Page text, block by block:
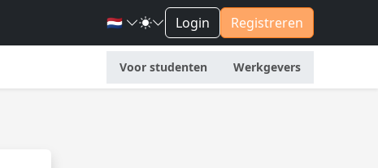
🇳🇱 Login Registreren
Voor studenten Werkgevers